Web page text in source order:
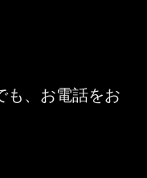
、お電話をお